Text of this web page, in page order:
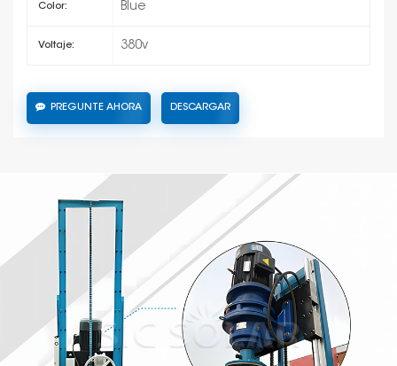
Color: Blue
Voltaje: 380v
PREGUNTE AHORA DESCARGAR